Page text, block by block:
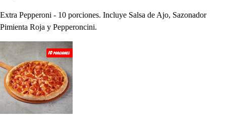
Extra Pepperoni - 10 porciones. Incluye Salsa de Ajo, Sazonador
Pimienta Roja y Pepperoncini.